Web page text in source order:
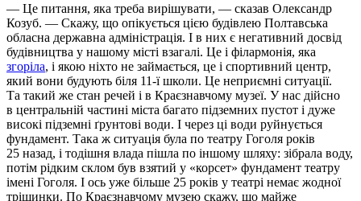
— Це питання, яка треба вирішувати, — сказав Олександр
Козуб. — Скажу, що опікується цією будівлею Полтавська
обласна державна адміністрація. І в них є негативний досвід
будівництва у нашому місті взагалі. Це і філармонія, яка
згоріла, і якою ніхто не займається, це і спортивний центр,
який вони будують біля 11-ї школи. Це неприємні ситуації.
Та такий же стан речей і в Краєзнавчому музеї. У нас дійсно
в центральній частині міста багато підземних пустот і дуже
високі підземні ґрунтові води. І через ці води руйнується
фундамент. Така ж ситуація була по театру Гоголя років
25 назад, і тодішня влада пішла по іншому шляху: зібрала воду,
потім рідким склом був взятий у «корсет» фундамент театру
імені Гоголя. І ось уже більше 25 років у театрі немає жодної
тріщинки. По Краєзнавчому музею скажу, що майже